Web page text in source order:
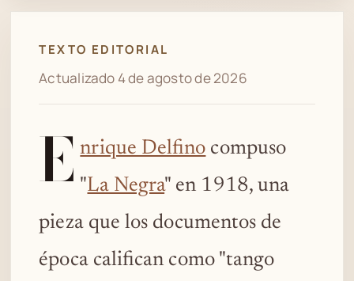
TEXTO EDITORIAL
Actualizado 4 de agosto de 2026
E nrique Delfino compuso
"La Negra" en 1918, una
pieza que los documentos de
época califican como "tango